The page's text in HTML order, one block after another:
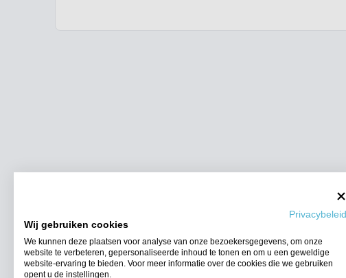
Privacybeleid
Wij gebruiken cookies
We kunnen deze plaatsen voor analyse van onze bezoekersgegevens, om onze
website te verbeteren, gepersonaliseerde inhoud te tonen en om u een geweldige
website-ervaring te bieden. Voor meer informatie over de cookies die we gebruiken
opent u de instellingen.